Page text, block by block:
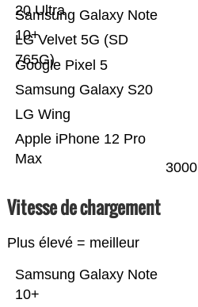
Apple iPhone 12 Pro
Max
LG Wing
Samsung Galaxy S20
Google Pixel 5
LG Velvet 5G (SD
765G)
Samsung Galaxy Note
10+
20 Ultra
3000
Vitesse de chargement
Plus élevé = meilleur
Samsung Galaxy Note
10+